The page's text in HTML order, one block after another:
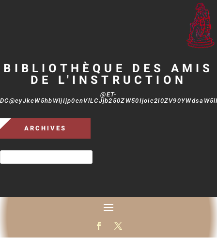
BIBLIOTHÈQUE DES AMIS
DE L'INSTRUCTION
@ET-
ARCHIVES